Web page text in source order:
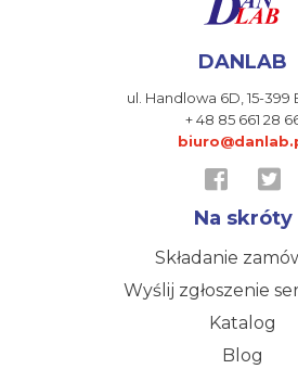
DANLAB
ul. Handlowa 6D,15-399
+ 48 85 661 28
Na skróty
Składanie
Wyślij zgłoszenie
Katalog
Blog